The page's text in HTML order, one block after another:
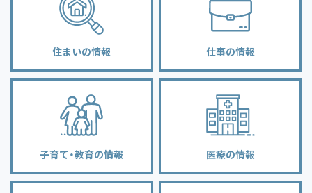
住まいの情報 仕事の情報
子育て・教育の情報 医療の情報